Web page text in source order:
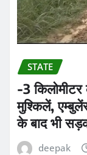
STATE
-3 किलोमीटर
मुश्किलें,
के बाद भी
deepak